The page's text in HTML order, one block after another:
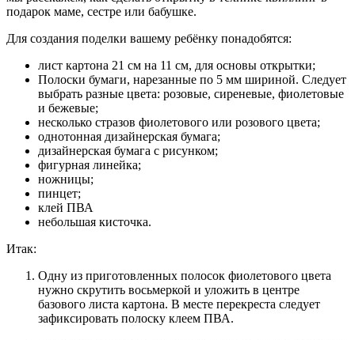
подарок маме, сестре или бабушке.
Для создания поделки вашему ребёнку понадобятся:
лист картона 21 см на 11 см, для основы открытки;
Полоски бумаги, нарезанные по 5 мм шириной. Следует
выбрать разные цвета: розовые, сиреневые, фиолетовые
и бежевые;
несколько стразов фиолетового или розового цвета;
однотонная дизайнерская бумага;
дизайнерская бумага с рисунком;
фигурная линейка;
ножницы;
пинцет;
клей ПВА
небольшая кисточка.
Итак:
Одну из приготовленных полосок фиолетового цвета
нужно скрутить восьмеркой и уложить в центре
базового листа картона. В месте перекреста следует
зафиксировать полоску клеем ПВА.